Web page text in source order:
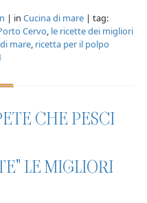
| in Cucina di mare | tag:
Cervo, le ricette dei migliori
mare, ricetta per il polpo
CHE PESCI
LE MIGLIORI